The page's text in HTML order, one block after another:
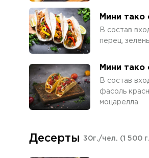
Мини тако
В состав
перец,
Мини тако
В состав
фасоль
моцарелла
Десерты 30г./чел. (1 500